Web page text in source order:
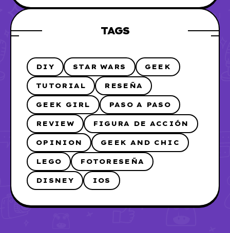
TAGS
DIY STAR WARS GEEK
TUTORIAL RESEÑA
GEEK GIRL PASO A PASO
REVIEW FIGURA DE ACCIÓN
OPINION GEEK AND CHIC
LEGO FOTORESEÑA
DISNEY IOS